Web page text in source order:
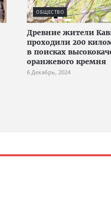
ОБЩЕСТВО
Древние жители
проходили 200
в поисках
оранжевого кремня
6 Декабрь, 2024